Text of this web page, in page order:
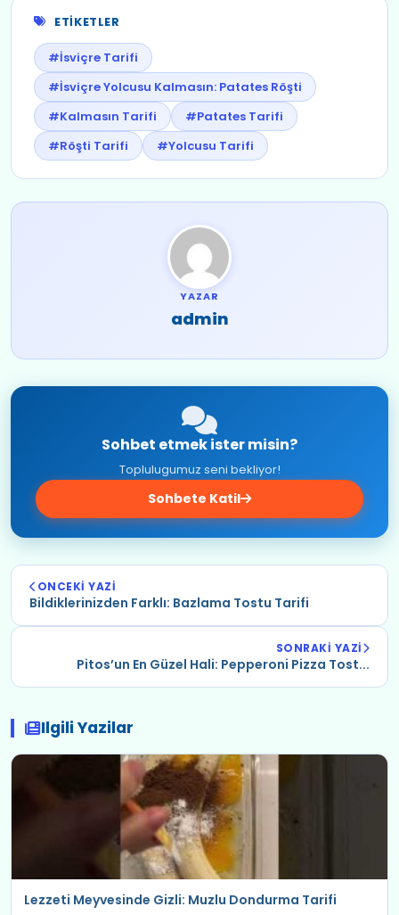
ETIKETLER
#İsviçre Tarifi
#İsviçre Yolcusu Kalmasın: Patates Röşti
#Kalmasın Tarifi
#Patates Tarifi
#Röşti Tarifi
#Yolcusu Tarifi
YAZAR
admin
Sohbet etmek ister misin?
Toplulugumuz seni bekliyor!
Sohbete Katil
ONCEKI YAZI
Bildiklerinizden Farklı: Bazlama Tostu Tarifi
SONRAKI YAZI
Pitos’un En Güzel Hali: Pepperoni Pizza Tost...
Ilgili Yazilar
Lezzeti Meyvesinde Gizli: Muzlu Dondurma Tarifi